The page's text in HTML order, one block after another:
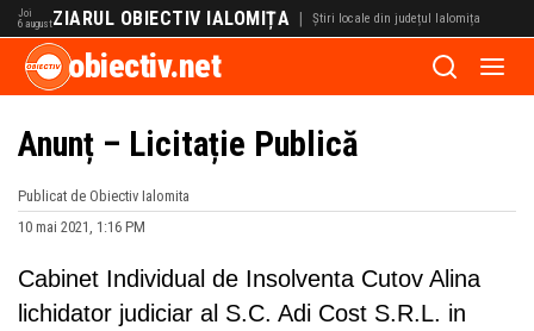
Joi
6 augustZIARUL OBIECTIV IALOMIȚA | Știri locale din județul Ialomița
obiectiv.net
Anunț – Licitație Publică
Publicat de Obiectiv Ialomita
10 mai 2021, 1:16 PM
Cabinet Individual de Insolventa Cutov Alina
lichidator judiciar al S.C. Adi Cost S.R.L. in